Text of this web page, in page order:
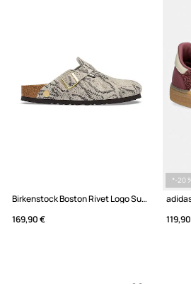
Birkenstock Boston Rivet Logo Suede Leather šľapky mules dámske semišové
169,90 €
*-20